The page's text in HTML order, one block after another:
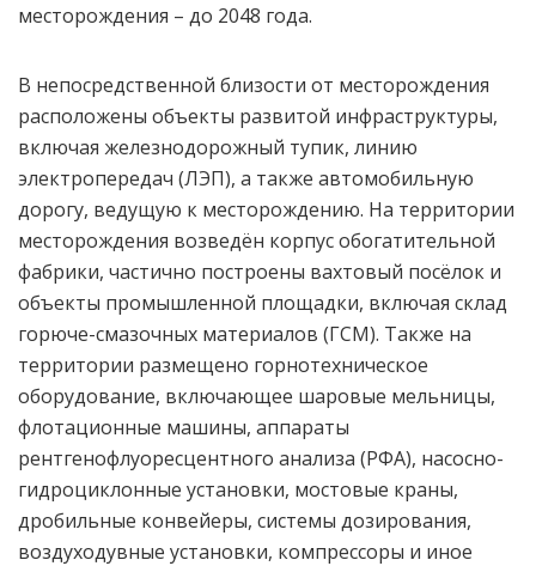
месторождения – до 2048 года.
В непосредственной близости от месторождения
расположены объекты развитой инфраструктуры,
включая железнодорожный тупик, линию
электропередач (ЛЭП), а также автомобильную
дорогу, ведущую к месторождению. На территории
месторождения возведён корпус обогатительной
фабрики, частично построены вахтовый посёлок и
объекты промышленной площадки, включая склад
горюче-смазочных материалов (ГСМ). Также на
территории размещено горнотехническое
оборудование, включающее шаровые мельницы,
флотационные машины, аппараты
рентгенофлуоресцентного анализа (РФА), насосно-
гидроциклонные установки, мостовые краны,
дробильные конвейеры, системы дозирования,
воздуходувные установки, компрессоры и иное